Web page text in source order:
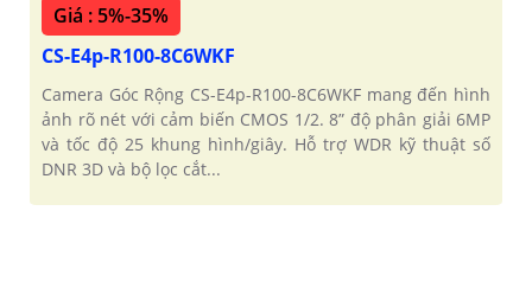
Giá : 5%-35%
CS-E4p-R100-8C6WKF
Camera Góc Rộng CS-E4p-R100-8C6WKF mang đến hình
ảnh rõ nét với cảm biến CMOS 1/2. 8” độ phân giải 6MP
và tốc độ 25 khung hình/giây. Hỗ trợ WDR kỹ thuật số
DNR 3D và bộ lọc cắt...